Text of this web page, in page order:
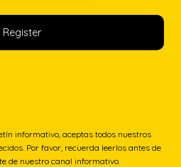
informativo, aceptas todos nuestros
Por favor, recuerda leerlos antes de
de nuestro canal informativo.